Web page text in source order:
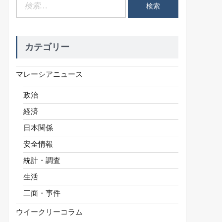
カテゴリー
マレーシアニュース
政治
経済
日本関係
安全情報
統計・調査
生活
三面・事件
ウイークリーコラム